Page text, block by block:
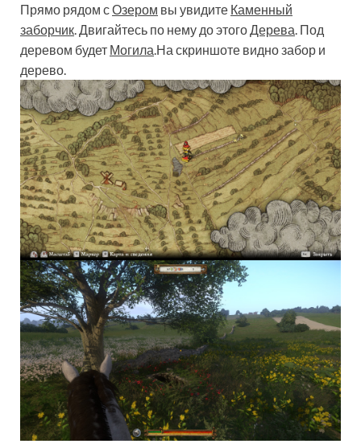
Прямо рядом сОзером вы увидите Каменный
заборчик . Двигайтесь по нему до этого Дерева . Под
деревом будет Могила .На скриншоте видно забор и
дерево.